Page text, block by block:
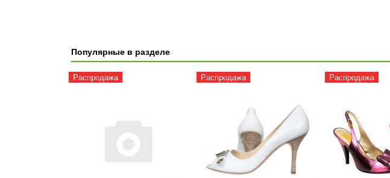
Популярные в разделе
Распродажа Распродажа Распродажа